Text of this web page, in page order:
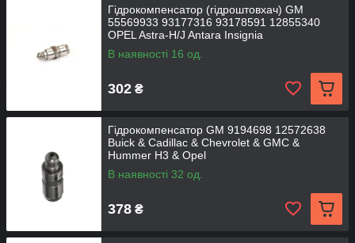
Гідрокомпенсатор (гідроштовхач) GM
55569933 93177316 93178591 12855340
OPEL Astra-H/J Antara Insignia
В наявності 16 од.
302 ₴
Гідрокомпенсатор GM 9194698 12572638
Buick & Cadillac & Chevrolet & GMC &
Hummer H3 & Opel
В наявності 32 од.
378 ₴